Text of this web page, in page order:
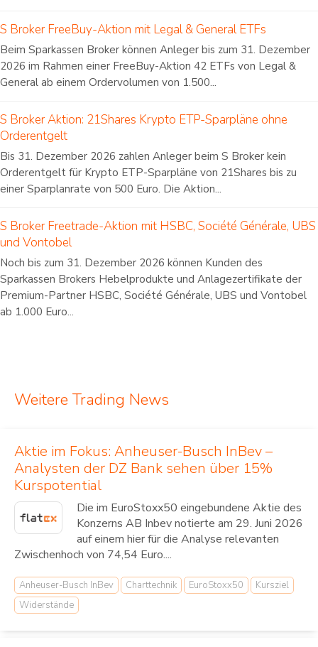
S Broker FreeBuy-Aktion mit Legal & General ETFs
Beim Sparkassen Broker können Anleger bis zum 31. Dezember
2026 im Rahmen einer FreeBuy-Aktion 42 ETFs von Legal &
General ab einem Ordervolumen von 1.500...
S Broker Aktion: 21Shares Krypto ETP-Sparpläne ohne
Orderentgelt
Bis 31. Dezember 2026 zahlen Anleger beim S Broker kein
Orderentgelt für Krypto ETP-Sparpläne von 21Shares bis zu
einer Sparplanrate von 500 Euro. Die Aktion...
S Broker Freetrade-Aktion mit HSBC, Société Générale, UBS
und Vontobel
Noch bis zum 31. Dezember 2026 können Kunden des
Sparkassen Brokers Hebelprodukte und Anlagezertifikate der
Premium-Partner HSBC, Société Générale, UBS und Vontobel
ab 1.000 Euro...
Weitere Trading News
Aktie im Fokus: Anheuser-Busch InBev –
Analysten der DZ Bank sehen über 15%
Kurspotential
Die im EuroStoxx50 eingebundene Aktie des
Konzerns AB Inbev notierte am 29. Juni 2026
auf einem hier für die Analyse relevanten
Zwischenhoch von 74,54 Euro....
Anheuser-Busch InBev Charttechnik EuroStoxx50
Kursziel
Widerstände